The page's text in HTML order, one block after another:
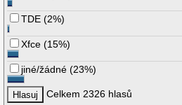
TDE (2%)
Xfce (15%)
jiné/žádné (23%)
Celkem 2326 hlasů